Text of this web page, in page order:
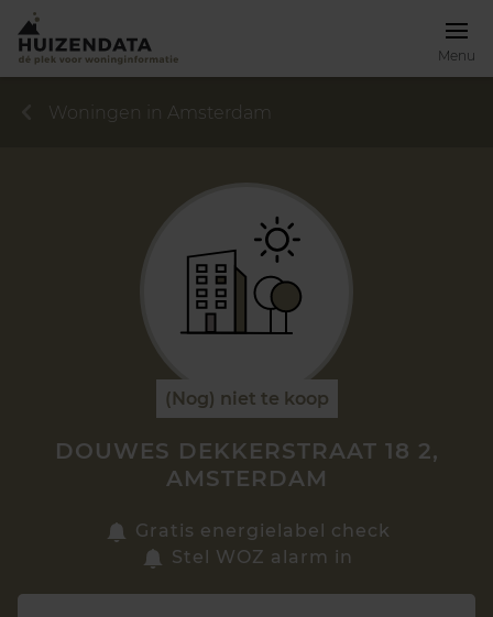
Menu
Vragen? Neem contact met ons op
Woningen in Amsterdam
(Nog) niet te koop
DOUWES DEKKERSTRAAT 18 2,
AMSTERDAM
Gratis energielabel check
Stel WOZ alarm in